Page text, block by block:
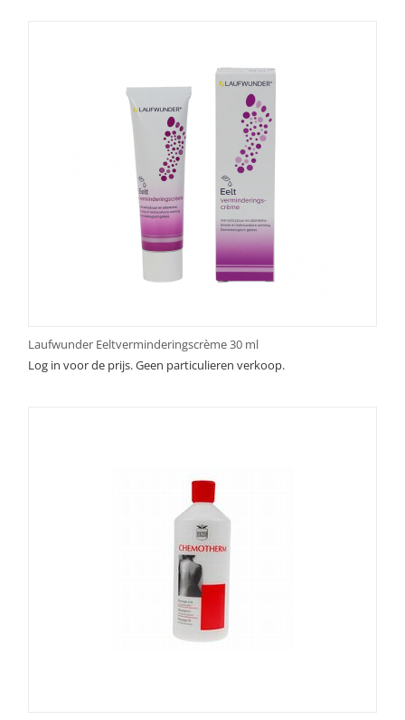
Laufwunder Eeltverminderingscrème 30 ml
Log in voor de prijs. Geen particulieren verkoop.